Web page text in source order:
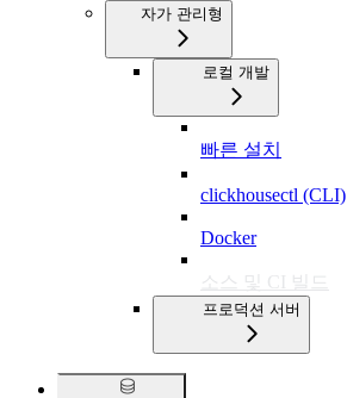
자가 관리형
로컬 개발
빠른 설치
clickhousectl (CLI)
Docker
소스 및 CI 빌드
프로덕션 서버